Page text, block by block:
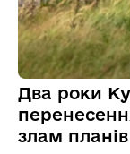
Два роки
злам